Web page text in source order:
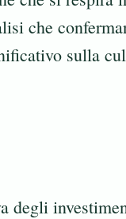
che
sulla
degli